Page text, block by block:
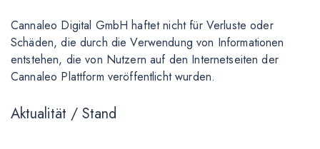
Cannaleo Digital GmbH haftet nicht für Verluste oder
Schäden, die durch die Verwendung von Informationen
entstehen, die von Nutzern auf den Internetseiten der
Cannaleo Plattform veröffentlicht wurden.
Aktualität / Stand